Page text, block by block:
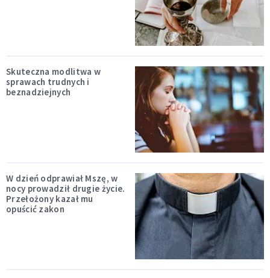
Skuteczna modlitwa w
sprawach trudnych i
beznadziejnych
W dzień odprawiał Mszę, w
nocy prowadził drugie życie.
Przełożony kazał mu
opuścić zakon